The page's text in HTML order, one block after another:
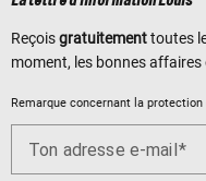
Reçoisgratuitementtoutes
moment, les bonnes
Remarque concernant la protection
Ton adresse e-mail